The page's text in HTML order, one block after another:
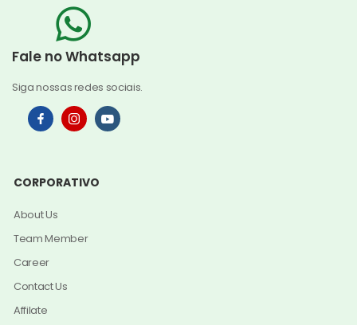
Fale no Whatsapp
Siga nossas redes sociais.
CORPORATIVO
About Us
Team Member
Career
Contact Us
Affilate